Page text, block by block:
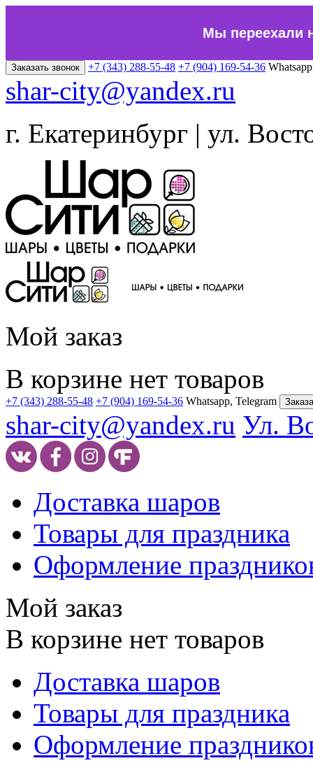
Мы переехали
Заказать звонок +7 (343) 288-55-48 +7 (904) 169-54-36
shar-city@yandex.ru
г. Екатеринбург | ул.
Мой заказ
В корзине нет товаров
+7 (343) 288-55-48 +7 (904) 169-54-36 Whatsapp, Telegram
shar-city@yandex.ru Ул.
Доставка шаров
Товары для праздника
Оформление
Мой заказ
В корзине нет товаров
Доставка шаров
Товары для праздника
Оформление